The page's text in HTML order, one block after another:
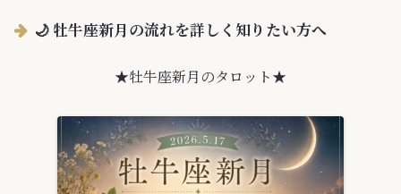
🌙 牡牛座新月の流れを詳しく知りたい方へ
★牡牛座新月のタロット★